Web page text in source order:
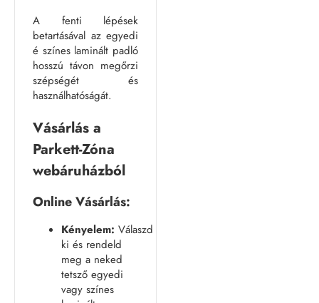
A fenti lépések
betartásával az egyedi
é színes laminált padló
hosszú távon megőrzi
szépségét és
használhatóságát.
Vásárlás a
Parkett-Zóna
webáruházból
Online Vásárlás:
Kényelem: Válaszd
ki és rendeld
meg a neked
tetsző egyedi
vagy színes